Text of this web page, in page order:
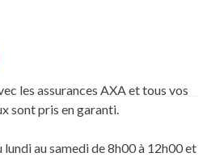
les assurances AXA et tous vos
sont pris en garanti.
au samedi de 8h00 à 12h00 et